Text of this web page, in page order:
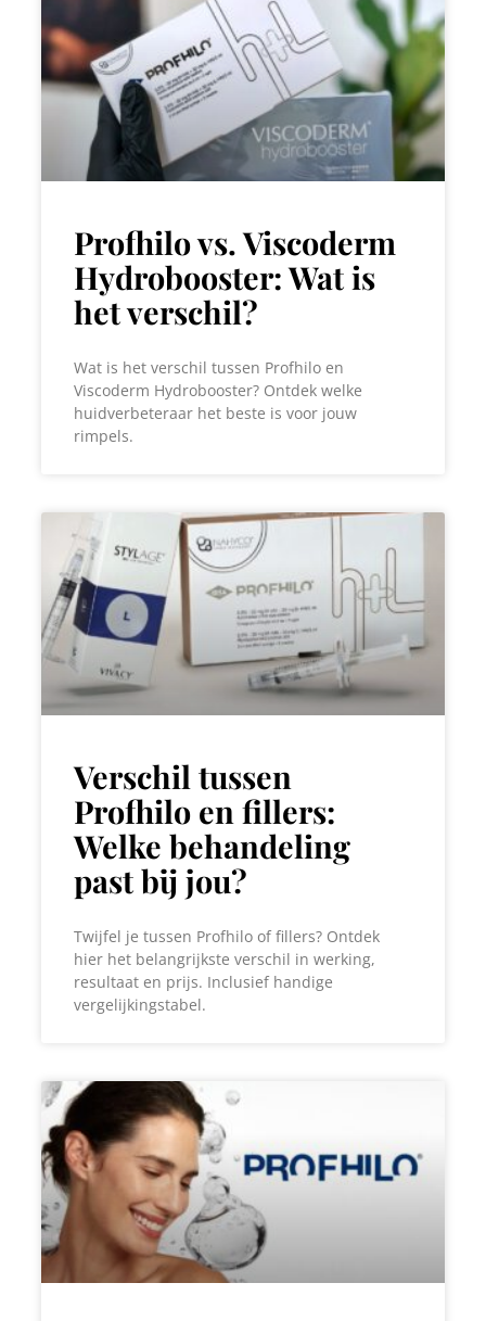
Profhilo vs. Viscoderm
Hydrobooster: Wat is
het verschil?
Wat is het verschil tussen Profhilo en
Viscoderm Hydrobooster? Ontdek welke
huidverbeteraar het beste is voor jouw
rimpels.
Verschil tussen
Profhilo en fillers:
Welke behandeling
past bij jou?
Twijfel je tussen Profhilo of fillers? Ontdek
hier het belangrijkste verschil in werking,
resultaat en prijs. Inclusief handige
vergelijkingstabel.